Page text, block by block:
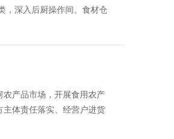
，深入后厨操作间、食材仓
产品市场，开展食用农产
主体责任落实、经营户进货